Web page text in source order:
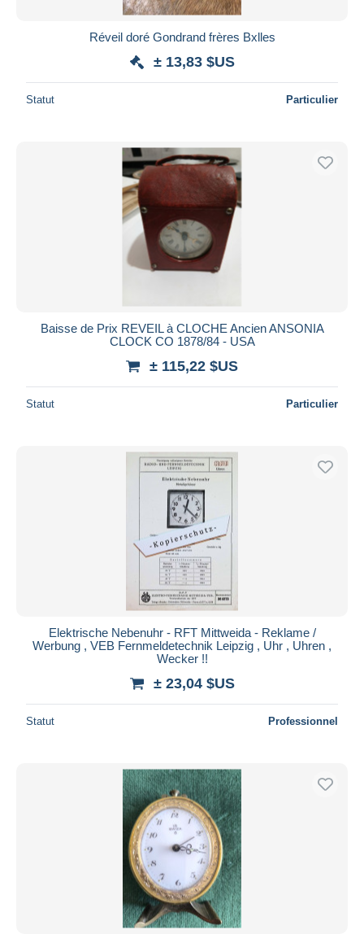
Réveil doré Gondrand frères Bxlles
± 13,83 $US
Statut Particulier
Baisse de Prix REVEIL à CLOCHE Ancien ANSONIA
CLOCK CO 1878/84 - USA
± 115,22 $US
Statut Particulier
Elektrische Nebenuhr - RFT Mittweida - Reklame /
Werbung , VEB Fernmeldetechnik Leipzig , Uhr , Uhren ,
Wecker !!
± 23,04 $US
Statut Professionnel